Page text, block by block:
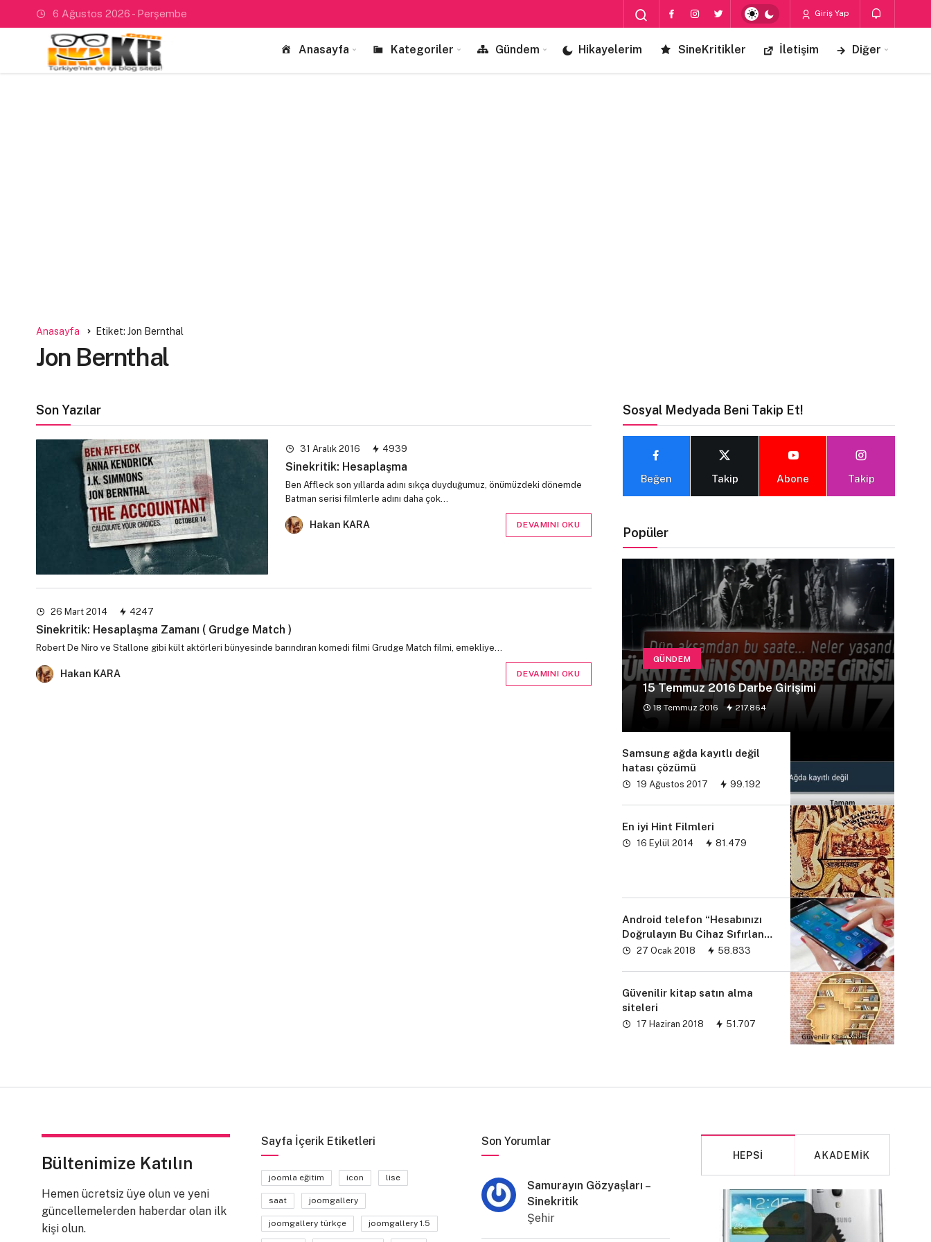
6 Ağustos 2026 - Perşembe Giriş Yap
Anasayfa Kategoriler Gündem Hikayelerim SineKritikler İletişim Diğer
Anasayfa Etiket: Jon Bernthal
Jon Bernthal
Son Yazılar
31 Aralık 2016 4939
Sinekritik: Hesaplaşma
Ben Affleck son yıllarda adını sıkça duyduğumuz, önümüzdeki dönemde
Batman serisi filmlerle adını daha çok…
Hakan KARA DEVAMINI OKU
26 Mart 2014 4247
Sinekritik: Hesaplaşma Zamanı ( Grudge Match )
Robert De Niro ve Stallone gibi kült aktörleri bünyesinde barındıran komedi filmi Grudge Match filmi, emekliye…
Hakan KARA DEVAMINI OKU
Sosyal Medyada Beni Takip Et!
Beğen Takip Abone Takip
Popüler
GÜNDEM
15 Temmuz 2016 Darbe Girişimi
18 Temmuz 2016 217.864
Samsung ağda kayıtlı değil
hatası çözümü
19 Ağustos 2017 99.192
En iyi Hint Filmleri
16 Eylül 2014 81.479
Android telefon “Hesabınızı
Doğrulayın Bu Cihaz Sıfırlandı
sorunu” çözümü
27 Ocak 2018 58.833
Güvenilir kitap satın alma
siteleri
17 Haziran 2018 51.707
Bültenimize Katılın
Hemen ücretsiz üye olun ve yeni
güncellemelerden haberdar olan ilk
kişi olun.
Sayfa İçerik Etiketleri
joomla eğitim icon lise
saat joomgallery
joomgallery türkçe joomgallery 1.5
Son Yorumlar
Samurayın Gözyaşları –
Sinekritik
Şehir
HEPSI AKADEMIK
MAKALE